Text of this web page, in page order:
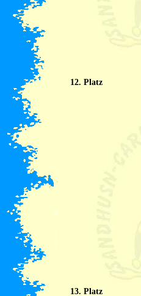
12. Platz
13. Platz